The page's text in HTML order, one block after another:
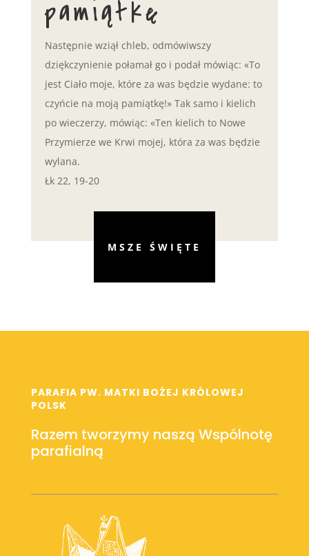
pamiątkę
Następnie wziął chleb, odmówiwszy
dziękczynienie połamał go i podał mówiąc: «To
jest Ciało moje, które za was będzie wydane: to
czyńcie na moją pamiątkę!» Tak samo i kielich
po wieczerzy, mówiąc: «Ten kielich to Nowe
Przymierze we Krwi mojej, która za was będzie
wylana.
Łk 22, 19-20
MSZE ŚWIĘTE
PARAFIA PW. MATKI BOŻEJ KRÓLOWEJ
POLSK
Razem tworzymy naszą Wspólnotę
parafialną